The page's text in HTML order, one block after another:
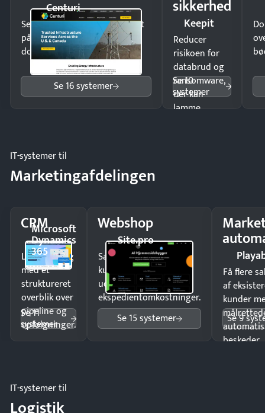
Centuri
Send kontrakter til underskrift
på minutter og mist ingen
dokumenter.
Se 16 systemer
sikkerhed
Keepit
Reducer
risikoen for
databrud og
ransomware,
der kan
lamme
Se 10
systemer
IT-systemer til
Marketingafdelingen
CRM
Microsoft
Dynamics
365
Luk flere salg
med et
struktureret
overblik over
pipeline og
opfølgninger.
Se 11
systemer
Webshop
Site.pro
Sælg produkter 24/7 til
kunder i hele landet
uden
ekspedientomkostninger.
Se 15 systemer
Få flere
af
kunder
beskeder.
Se 9
IT-systemer til